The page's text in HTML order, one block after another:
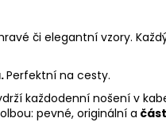
či elegantní vzory.
Perfektní na cesty.
každodenní nošení v
pevné, originální a